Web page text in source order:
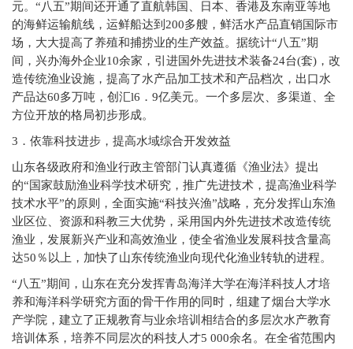
元。“八五”期间还开通了直航韩国、日本、香港及东南亚等地
的海鲜运输航线，运鲜船达到200多艘，鲜活水产品直销国际市
场，大大提高了养殖和捕捞业的生产效益。据统计“八五”期
间，兴办海外企业10余家，引进国外先进技术装备24台(套)，改
造传统渔业设施，提高了水产品加工技术和产品档次，出口水
产品达60多万吨，创汇l6．9亿美元。一个多层次、多渠道、全
方位开放的格局初步形成。
3 ．依靠科技进步，提高水域综合开发效益
山东各级政府和渔业行政主管部门认真遵循《渔业法》提出
的“国家鼓励渔业科学技术研究，推广先进技术，提高渔业科学
技术水平”的原则，全面实施“科技兴渔”战略，充分发挥山东渔
业区位、资源和科教三大优势，采用国内外先进技术改造传统
渔业，发展新兴产业和高效渔业，使全省渔业发展科技含量高
达50％以上，加快了山东传统渔业向现代化渔业转轨的进程。
“八五”期间，山东在充分发挥青岛海洋大学在海洋科技人才培
养和海洋科学研究方面的骨干作用的同时，组建了烟台大学水
产学院，建立了正规教育与业余培训相结合的多层次水产教育
培训体系，培养不同层次的科技人才5 000余名。在全省范围内